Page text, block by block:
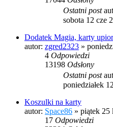
Ostatni post
sobota 12 cze
Dodatek Magia, karty
autor: zgred2323 »
4 Odpowiedzi
13198 Odsłony
Ostatni post
poniedziałek
Koszulki na karty
autor: Space86 » piątek 25
17 Odpowiedzi